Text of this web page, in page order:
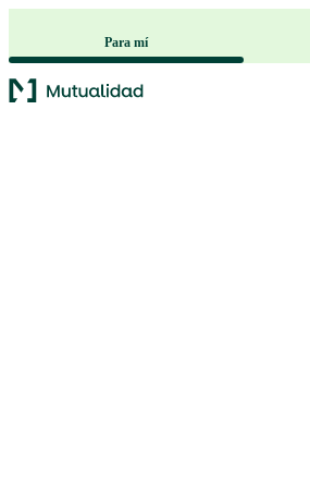
Para mí